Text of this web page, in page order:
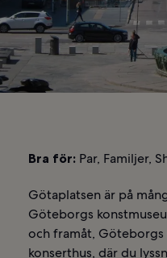
Bra för: Par, Familjer,
Götaplatsen är på
Göteborgs
och framåt, Göteborgs
konserthus, där du